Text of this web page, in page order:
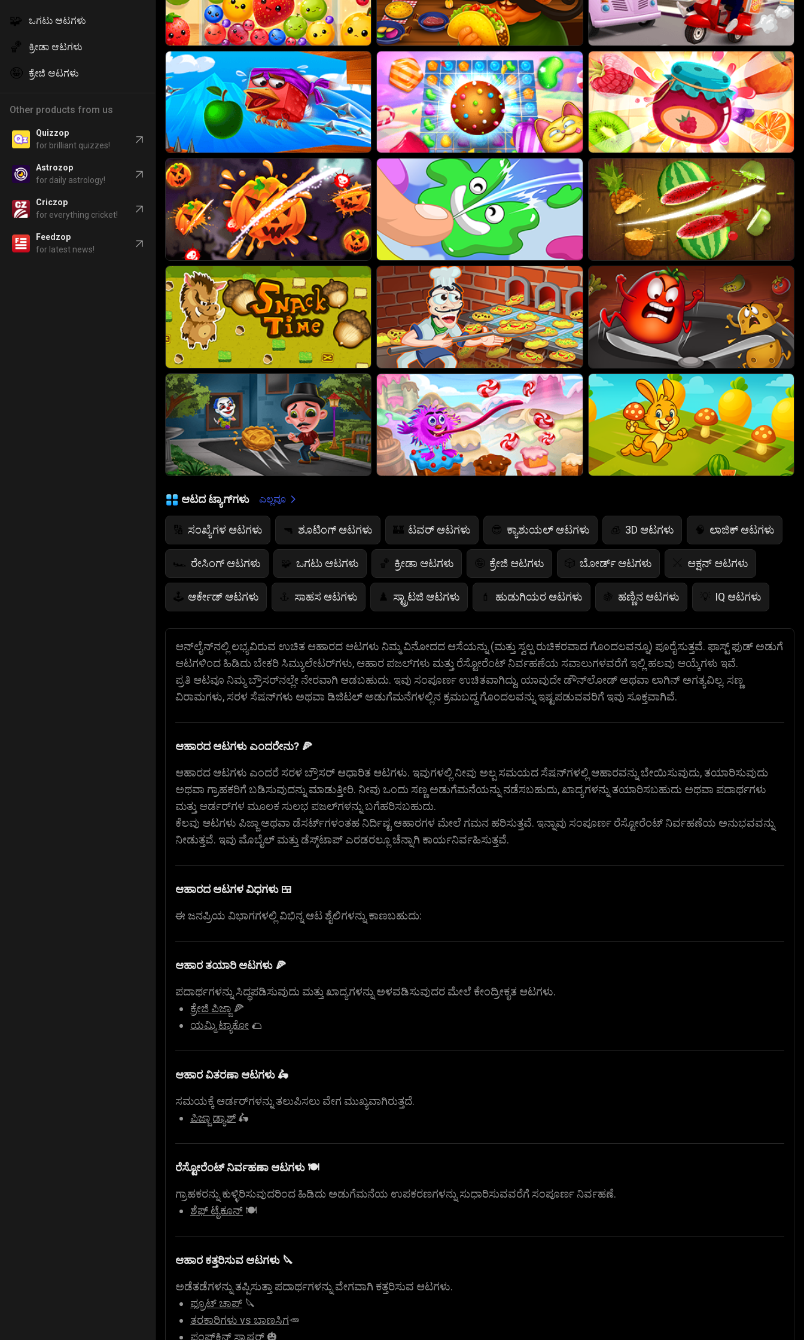
🧩
ಒಗಟು ಆಟಗಳು
🏀 ಕ್ರೀಡಾ ಆಟಗಳು
🤪 ಕ್ರೇಜಿ ಆಟಗಳು
Other products from us
Quizzop
for brilliant quizzes!
Astrozop
for daily astrology!
Criczop
for everything cricket!
Feedzop
for latest news!
ಆಟದ ಟ್ಯಾಗ್‌ಗಳು ಎಲ್ಲವೂ
🔢 ಸಂಖ್ಯೆಗಳ ಆಟಗಳು 🔫 ಶೂಟಿಂಗ್ ಆಟಗಳು 🏰 ಟವರ್ ಆಟಗಳು 😎 ಕ್ಯಾಶುಯಲ್ ಆಟಗಳು 🧊 3D ಆಟಗಳು 🧠 ಲಾಜಿಕ್ ಆಟಗಳು
🏎️ ರೇಸಿಂಗ್ ಆಟಗಳು 🧩 ಒಗಟು ಆಟಗಳು 🏀 ಕ್ರೀಡಾ ಆಟಗಳು 🤪 ಕ್ರೇಜಿ ಆಟಗಳು 🎲 ಬೋರ್ಡ್ ಆಟಗಳು ⚔️ ಆಕ್ಷನ್ ಆಟಗಳು
🕹️ ಆರ್ಕೇಡ್ ಆಟಗಳು ⚓ ಸಾಹಸ ಆಟಗಳು ♟️ ಸ್ಟ್ರಾಟಜಿ ಆಟಗಳು 💄 ಹುಡುಗಿಯರ ಆಟಗಳು 🍇 ಹಣ್ಣಿನ ಆಟಗಳು 💡 IQ ಆಟಗಳು
🌱 ಜೀವನ ಸಿಮ್ಯುಲೇಶನ್ ಆಟಗಳು 🤸 ಜಂಪ್ ಗೇಮ್‌ಗಳು 🎨 ಬಣ್ಣದ ಆಟಗಳು 👻 ಭಯಾನಕ ಆಟಗಳು ♠️ ಕಾರ್ಡ್ ಆಟಗಳು
👮 ಪೊಲೀಸ್ ಆಟಗಳು 🧮 ಗಣಿತ ಆಟಗಳು 🍕 ಆಹಾರದ ಆಟಗಳು 🚁 ಫ್ಲೈಯಿಂಗ್ ಗೇಮ್ಸ್ 🐴 ಪ್ರಾಣಿಗಳ ಆಟಗಳು ⚽ ಸಾಕರ್ ಆಟಗಳು
ಆನ್‌ಲೈನ್‌ನಲ್ಲಿ ಲಭ್ಯವಿರುವ ಉಚಿತ ಆಹಾರದ ಆಟಗಳು ನಿಮ್ಮ ವಿನೋದದ ಆಸೆಯನ್ನು (ಮತ್ತು ಸ್ವಲ್ಪ ರುಚಿಕರವಾದ ಗೊಂದಲವನ್ನೂ) ಪೂರೈಸುತ್ತವೆ. ಫಾಸ್ಟ್ ಫುಡ್ ಅಡುಗೆ
ಆಟಗಳಿಂದ ಹಿಡಿದು ಬೇಕರಿ ಸಿಮ್ಯುಲೇಟರ್‌ಗಳು, ಆಹಾರ ಪಜಲ್‌ಗಳು ಮತ್ತು ರೆಸ್ಟೋರೆಂಟ್ ನಿರ್ವಹಣೆಯ ಸವಾಲುಗಳವರೆಗೆ ಇಲ್ಲಿ ಹಲವು ಆಯ್ಕೆಗಳು ಇವೆ.
ಪ್ರತಿ ಆಟವೂ ನಿಮ್ಮ ಬ್ರೌಸರ್‌ನಲ್ಲೇ ನೇರವಾಗಿ ಆಡಬಹುದು. ಇವು ಸಂಪೂರ್ಣ ಉಚಿತವಾಗಿದ್ದು, ಯಾವುದೇ ಡೌನ್‌ಲೋಡ್ ಅಥವಾ ಲಾಗಿನ್ ಅಗತ್ಯವಿಲ್ಲ. ಸಣ್ಣ
ವಿರಾಮಗಳು, ಸರಳ ಸೆಷನ್‌ಗಳು ಅಥವಾ ಡಿಜಿಟಲ್ ಅಡುಗೆಮನೆಗಳಲ್ಲಿನ ಕ್ರಮಬದ್ಧ ಗೊಂದಲವನ್ನು ಇಷ್ಟಪಡುವವರಿಗೆ ಇವು ಸೂಕ್ತವಾಗಿವೆ.
ಆಹಾರದ ಆಟಗಳು ಎಂದರೇನು? 🍕
ಆಹಾರದ ಆಟಗಳು ಎಂದರೆ ಸರಳ ಬ್ರೌಸರ್ ಆಧಾರಿತ ಆಟಗಳು. ಇವುಗಳಲ್ಲಿ ನೀವು ಅಲ್ಪ ಸಮಯದ ಸೆಷನ್‌ಗಳಲ್ಲಿ ಆಹಾರವನ್ನು ಬೇಯಿಸುವುದು, ತಯಾರಿಸುವುದು
ಅಥವಾ ಗ್ರಾಹಕರಿಗೆ ಬಡಿಸುವುದನ್ನು ಮಾಡುತ್ತೀರಿ. ನೀವು ಒಂದು ಸಣ್ಣ ಅಡುಗೆಮನೆಯನ್ನು ನಡೆಸಬಹುದು, ಖಾದ್ಯಗಳನ್ನು ತಯಾರಿಸಬಹುದು ಅಥವಾ ಪದಾರ್ಥಗಳು
ಮತ್ತು ಆರ್ಡರ್‌ಗಳ ಮೂಲಕ ಸುಲಭ ಪಜಲ್‌ಗಳನ್ನು ಬಗೆಹರಿಸಬಹುದು.
ಕೆಲವು ಆಟಗಳು ಪಿಜ್ಜಾ ಅಥವಾ ಡೆಸರ್ಟ್‌ಗಳಂತಹ ನಿರ್ದಿಷ್ಟ ಆಹಾರಗಳ ಮೇಲೆ ಗಮನ ಹರಿಸುತ್ತವೆ. ಇನ್ನಾವು ಸಂಪೂರ್ಣ ರೆಸ್ಟೋರೆಂಟ್ ನಿರ್ವಹಣೆಯ ಅನುಭವವನ್ನು
ನೀಡುತ್ತವೆ. ಇವು ಮೊಬೈಲ್ ಮತ್ತು ಡೆಸ್ಕ್‌ಟಾಪ್ ಎರಡರಲ್ಲೂ ಚೆನ್ನಾಗಿ ಕಾರ್ಯನಿರ್ವಹಿಸುತ್ತವೆ.
ಆಹಾರದ ಆಟಗಳ ವಿಧಗಳು 🍱
ಈ ಜನಪ್ರಿಯ ವಿಭಾಗಗಳಲ್ಲಿ ವಿಭಿನ್ನ ಆಟ ಶೈಲಿಗಳನ್ನು ಕಾಣಬಹುದು:
ಆಹಾರ ತಯಾರಿ ಆಟಗಳು 🍕
ಪದಾರ್ಥಗಳನ್ನು ಸಿದ್ಧಪಡಿಸುವುದು ಮತ್ತು ಖಾದ್ಯಗಳನ್ನು ಅಳವಡಿಸುವುದರ ಮೇಲೆ ಕೇಂದ್ರೀಕೃತ ಆಟಗಳು.
ಕ್ರೇಜಿ ಪಿಜ್ಜಾ 🍕
ಯಮ್ಮಿ ಟ್ಯಾಕೋ 🌮
ಆಹಾರ ವಿತರಣಾ ಆಟಗಳು 🛵
ಸಮಯಕ್ಕೆ ಆರ್ಡರ್‌ಗಳನ್ನು ತಲುಪಿಸಲು ವೇಗ ಮುಖ್ಯವಾಗಿರುತ್ತದೆ.
ಪಿಜ್ಜಾ ಡ್ಯಾಶ್🛵
ರೆಸ್ಟೋರೆಂಟ್ ನಿರ್ವಹಣಾ ಆಟಗಳು 🍽️
ಗ್ರಾಹಕರನ್ನು ಕುಳ್ಳಿರಿಸುವುದರಿಂದ ಹಿಡಿದು ಅಡುಗೆಮನೆಯ ಉಪಕರಣಗಳನ್ನು ಸುಧಾರಿಸುವವರೆಗೆ ಸಂಪೂರ್ಣ ನಿರ್ವಹಣೆ.
ಶೆಫ್ ಟೈಕೂನ್ 🍽️
ಆಹಾರ ಕತ್ತರಿಸುವ ಆಟಗಳು 🔪
ಅಡೆತಡೆಗಳನ್ನು ತಪ್ಪಿಸುತ್ತಾ ಪದಾರ್ಥಗಳನ್ನು ವೇಗವಾಗಿ ಕತ್ತರಿಸುವ ಆಟಗಳು.
ಫ್ರೂಟ್ ಚಾಪ್ 🔪
ತರಕಾರಿಗಳು vs ಬಾಣಸಿಗ🥕
ಪಂಪ್‌ಕಿನ್ ಸ್ಮಾಷರ್ 🎃